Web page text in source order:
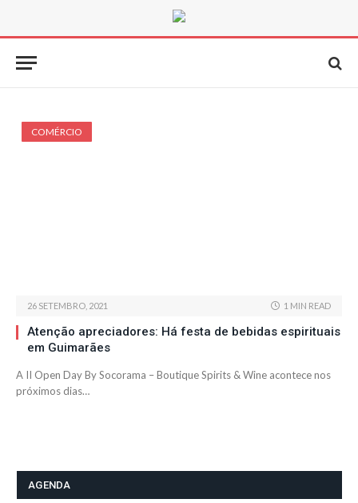
COMÉRCIO
26 SETEMBRO, 2021 1 MIN READ
Atenção apreciadores: Há festa de bebidas espirituais
em Guimarães
A II Open Day By Socorama – Boutique Spirits & Wine acontece nos
próximos dias…
AGENDA